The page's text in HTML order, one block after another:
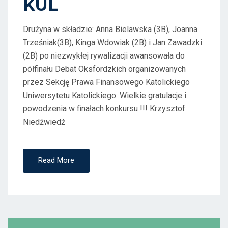
N
KUL
Drużyna w składzie: Anna Bielawska (3B), Joanna
Trześniak(3B), Kinga Wdowiak (2B) i Jan Zawadzki
(2B) po niezwykłej rywalizacji awansowała do
półfinału Debat Oksfordzkich organizowanych
przez Sekcję Prawa Finansowego Katolickiego
Uniwersytetu Katolickiego. Wielkie gratulacje i
powodzenia w finałach konkursu !!! Krzysztof
Niedźwiedź
Read More